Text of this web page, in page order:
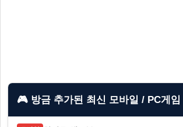
🎮 방금 추가된 최신 모바일 / PC게임